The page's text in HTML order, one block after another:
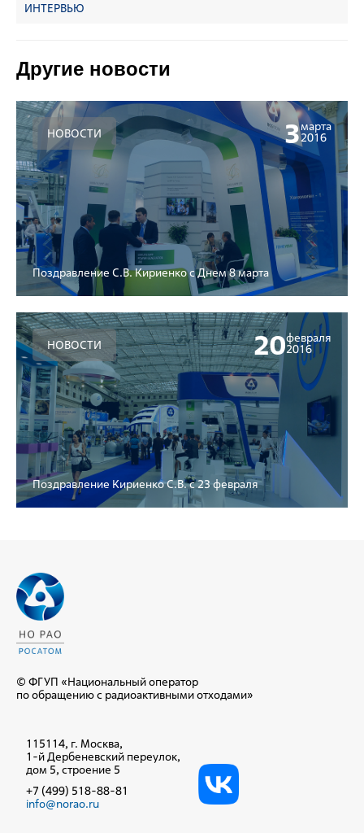
ИНТЕРВЬЮ
Другие новости
НОВОСТИ 3марта
2016
Поздравление С.В. Кириенко с Днем 8 марта
НОВОСТИ 20февраля
2016
Поздравление Кириенко С.В. с 23 февраля
© ФГУП «Национальный оператор
по обращению с радиоактивными отходами»
115114, г. Москва,
1-й Дербеневский переулок,
дом 5, строение 5
+7 (499) 518-88-81
info@norao.ru